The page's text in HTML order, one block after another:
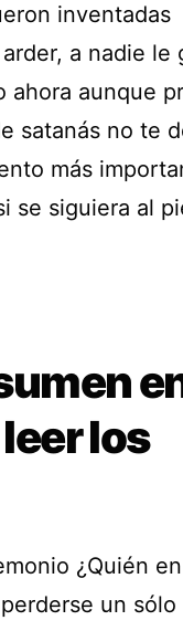
inventadas
a nadie le
ahora aunque
satanás no te
más
se siguiera al
los
¿Quién
un sólo